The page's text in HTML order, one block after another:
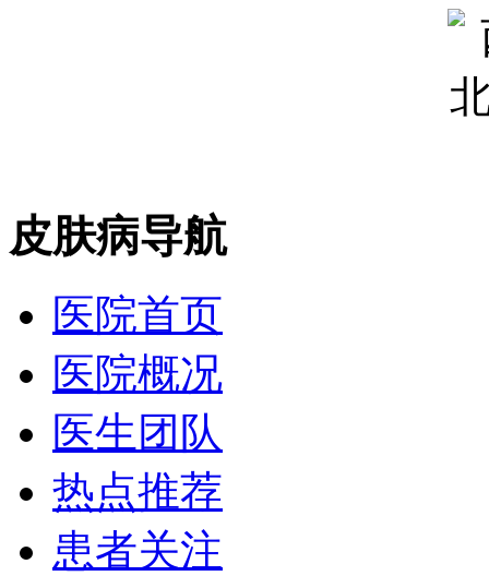
皮肤病导航
医院首页
医院概况
医生团队
热点推荐
患者关注